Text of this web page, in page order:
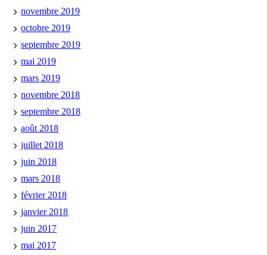
novembre 2019
octobre 2019
septembre 2019
mai 2019
mars 2019
novembre 2018
septembre 2018
août 2018
juillet 2018
juin 2018
mars 2018
février 2018
janvier 2018
juin 2017
mai 2017